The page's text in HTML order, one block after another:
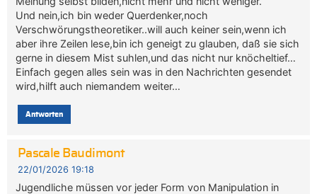
Und nein,ich bin weder Querdenker,noch
Verschwörungstheoretiker..will auch keiner sein,wenn ich
aber ihre Zeilen lese,bin ich geneigt zu glauben, daß sie sich
gerne in diesem Mist suhlen,und das nicht nur knöcheltief…
Einfach gegen alles sein was in den Nachrichten gesendet
wird,hilft auch niemandem weiter…
Antworten
Pascale Baudimont
22/01/2026 19:18
Jugendliche müssen vor jeder Form von Manipulation in